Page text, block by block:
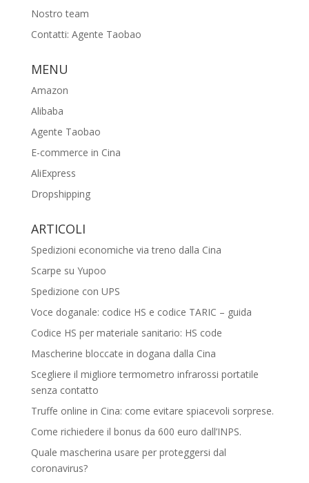
Nostro team
Contatti: Agente Taobao
MENU
Amazon
Alibaba
Agente Taobao
E-commerce in Cina
AliExpress
Dropshipping
ARTICOLI
Spedizioni economiche via treno dalla Cina
Scarpe su Yupoo
Spedizione con UPS
Voce doganale: codice HS e codice TARIC – guida
Codice HS per materiale sanitario: HS code
Mascherine bloccate in dogana dalla Cina
Scegliere il migliore termometro infrarossi portatile
senza contatto
Truffe online in Cina: come evitare spiacevoli sorprese.
Come richiedere il bonus da 600 euro dall’INPS.
Quale mascherina usare per proteggersi dal
coronavirus?